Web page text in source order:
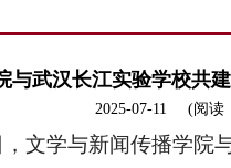
与武汉长江实验学校共
2025-07-11 (阅读
，文学与新闻传播学院